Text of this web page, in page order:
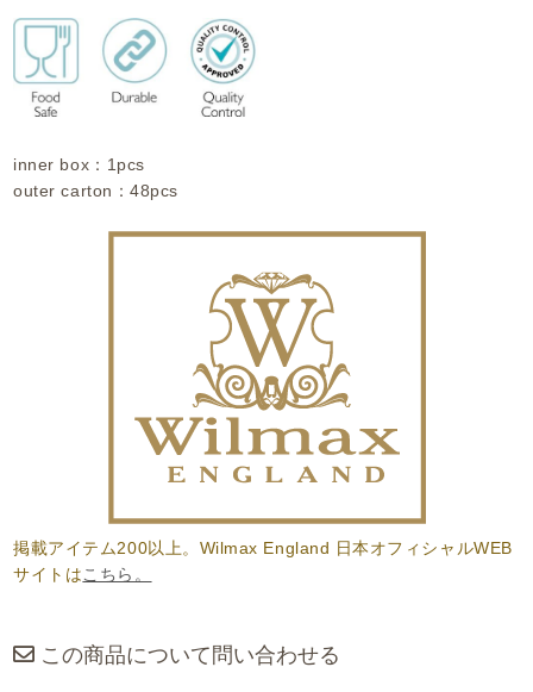
inner box：1pcs
outer carton：48pcs
掲載アイテム200以上。Wilmax England 日本オフィシャルWEB
サイトは こちら。
この商品について問い合わせる